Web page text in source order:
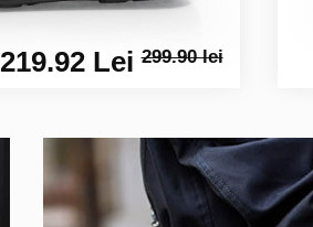
219.92 Lei299.90 lei